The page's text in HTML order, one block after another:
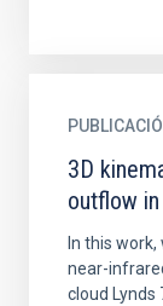
3D
outflow
In this
near-
cloud Lynds